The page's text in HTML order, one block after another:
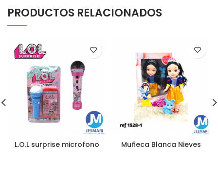
PRODUCTOS RELACIONADOS
L.O.L surprise microfono Muñeca Blanca Nieves